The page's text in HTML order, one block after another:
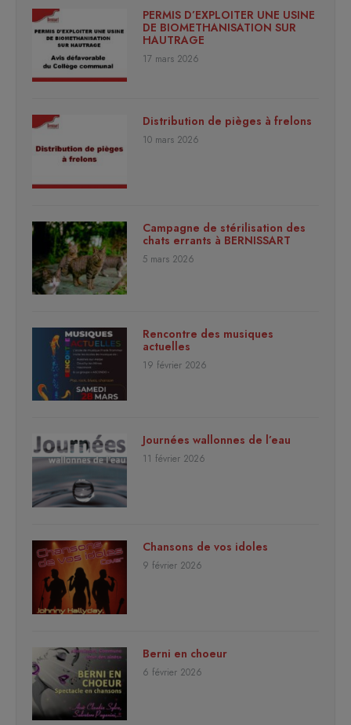
PERMIS D’EXPLOITER UNE USINE
DE BIOMETHANISATION SUR
HAUTRAGE
17 mars 2026
Distribution de pièges à frelons
10 mars 2026
Campagne de stérilisation des
chats errants à BERNISSART
5 mars 2026
Rencontre des musiques
actuelles
19 février 2026
Journées wallonnes de l’eau
11 février 2026
Chansons de vos idoles
9 février 2026
Berni en choeur
6 février 2026